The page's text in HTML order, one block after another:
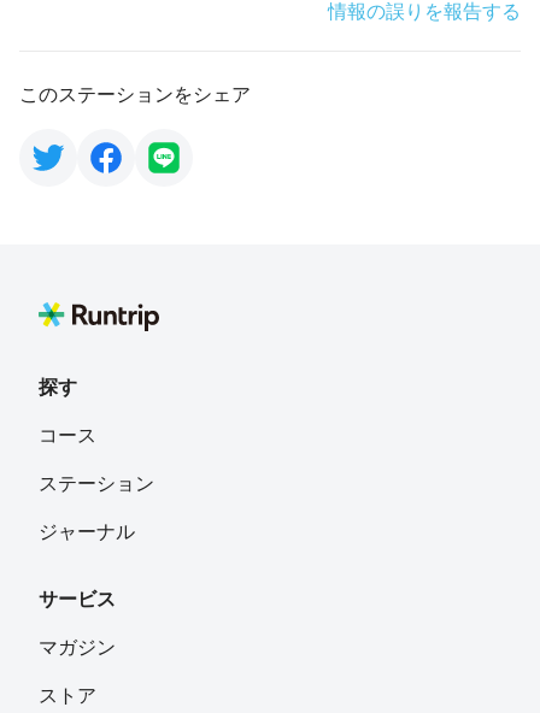
情報の誤りを報告する
このステーションをシェア
探す
コース
ステーション
ジャーナル
サービス
マガジン
ストア